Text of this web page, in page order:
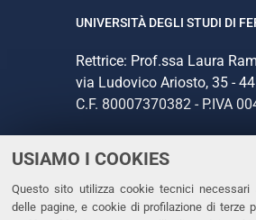
USIAMO I COOKIES
Questo sito utilizza cookie tecnici necessari
delle pagine, e cookie di profilazione di terze
UNIVERSITÀ DEGLI STUDI DI
Rettrice: Prof.ssa Laura
via Ludovico Ariosto, 35 -
C.F. 80007370382 - P.IVA
CONTATTI
Tel. +39 0532 293111